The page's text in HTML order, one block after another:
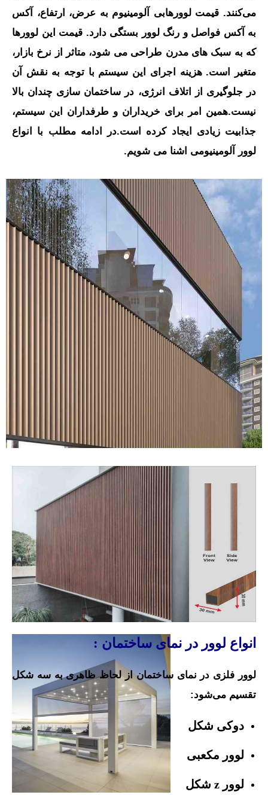
می‌کنند. قیمت لوورهابی آلومینیوم به عرض، ارتفاع، آکس
به آکس فواصل و رنگ لوور بستگی دارد. قیمت این لوورها
که به سبک های مدرن طراحی می شود، متاثر از نرخ بازار،
متغیر است. هزینه اجرای این سیستم با توجه به نقش آن
در جلوگیری از اتلاف انرژی، در ساختمان سازی چندان بالا
نیست.همین امر برای خریداران و طرفداران این سیستم،
جذابیت زیادی ایجاد کرده است.در ادامه مطلب با انواع
لوور آلومینیومی اشنا می شویم.
انواع لوور در نمای ساختمان :
لوور فلزی در نمای ساختمان از لحاظ ظاهری به سه شکل
تقسیم می‌شود:
دوکی شکل
لوور مکعبی
لوور z شکل